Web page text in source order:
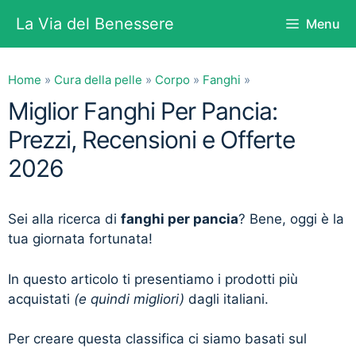
contenuto
La Via del Benessere Menu
Home » Cura della pelle » Corpo » Fanghi »
Miglior Fanghi Per Pancia:
Prezzi, Recensioni e Offerte
2026
Sei alla ricerca di fanghi per pancia? Bene, oggi è la
tua giornata fortunata!
In questo articolo ti presentiamo i prodotti più
acquistati (e quindi migliori) dagli italiani.
Per creare questa classifica ci siamo basati sul